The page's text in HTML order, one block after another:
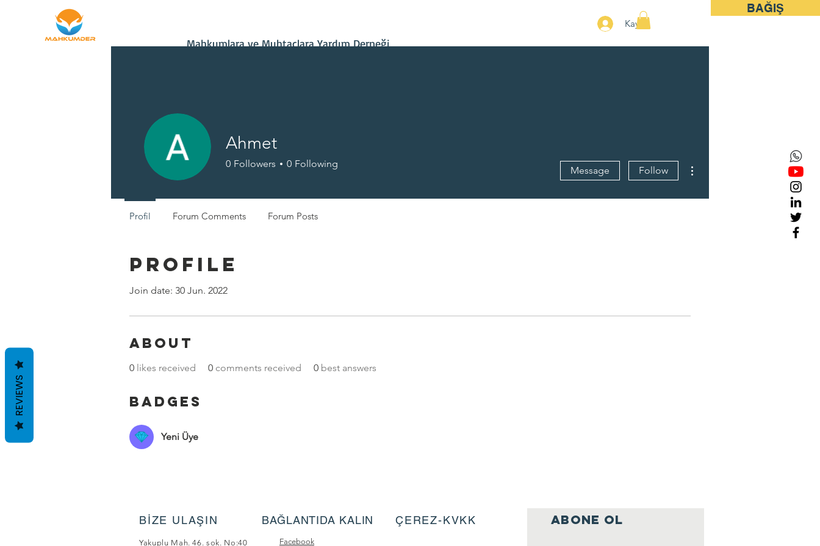
BAĞIŞ
Kayıt
Mahkumlara ve Muhtaçlara Yardım Derneği
Profile
Join date: 30 Jun. 2022
About
0 likes received 0 comments received 0 best answers
Badges
Yeni Üye
Ahmet
0 Followers 0 Following
Message Follow
Profil Forum Comments Forum Posts
BİZE ULAŞIN
Yakuplu Mah. 46. sok. No:40
BAĞLANTIDA KALIN
Facebook
ABONE OL
ÇEREZ-KVKK
REVIEWS